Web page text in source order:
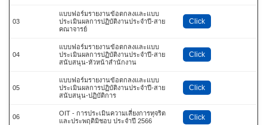
03
แบบฟอร์มรายงานข้อตกลงและแบบ
ประเมินผลการปฏิบัติงานประจำปี-สาย
คณาจารย์
Click
04
แบบฟอร์มรายงานข้อตกลงและแบบ
ประเมินผลการปฏิบัติงานประจำปี-สาย
สนับสนุน-หัวหน้าสำนักงาน
Click
05
แบบฟอร์มรายงานข้อตกลงและแบบ
ประเมินผลการปฏิบัติงานประจำปี-สาย
สนับสนุน-ปฏิบัติการ
Click
06
OIT - การประเมินความเสี่ยงการทุจริต
และประพฤติมิชอบ ประจำปี 2566
Click